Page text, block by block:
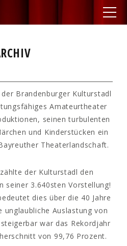
Brandenburger Kulturstadl
Amateurtheater
seinen turbulenten
und Kinderstücken ein
Theaterlandschaft.
der Kulturstadl den
seiner 3.640sten Vorstellung!
dies über die 40 Jahre
unglaubliche Auslastung von
war das Rekordjahr
von 99,76 Prozent.